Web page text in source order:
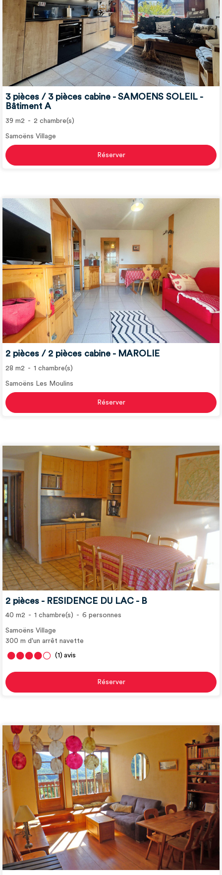
3 pièces / 3 pièces cabine - SAMOENS SOLEIL -
Bâtiment A
Samoëns Village
39 m2 2 chambre(s)
Réserver
2 pièces / 2 pièces cabine - MAROLIE
Samoëns Les Moulins
28 m2 1 chambre(s)
Réserver
2 pièces - RESIDENCE DU LAC - B
Samoëns Village
300 m d'un arrêt navette
40 m2 1 chambre(s) 6 personnes
avis
(1)
Réserver